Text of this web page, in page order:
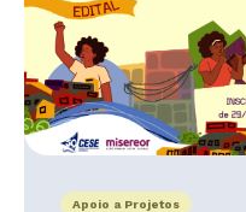
Apoio a Projetos